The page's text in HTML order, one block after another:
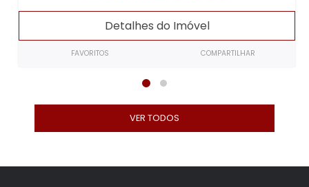
Detalhes do Imóvel
FAVORITOS COMPARTILHAR
VER TODOS